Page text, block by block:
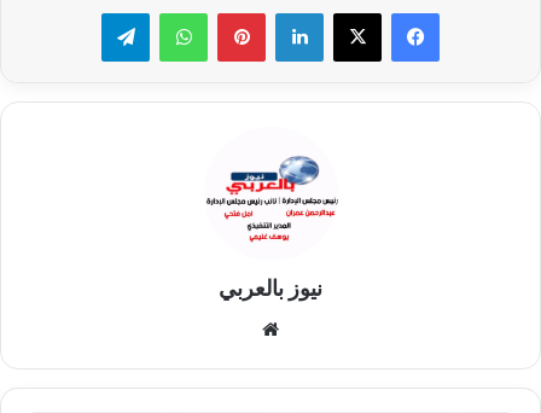
لينكدإن بينتيريستواتساب تيلقرام
نيوز بالعربي